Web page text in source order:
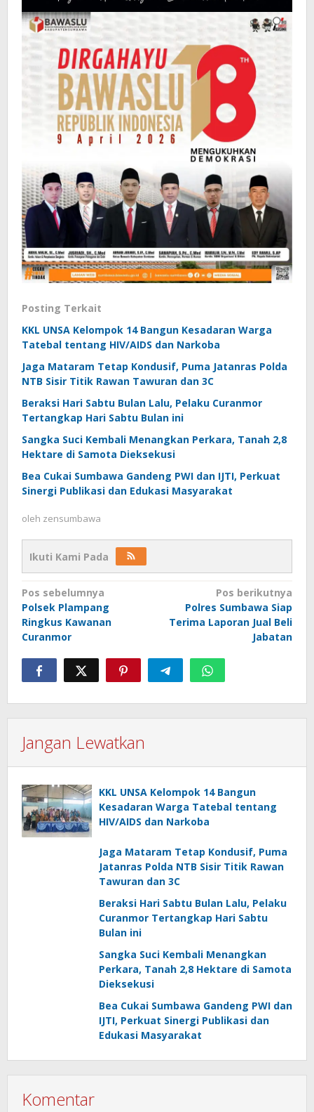
Posting Terkait
KKL UNSA Kelompok 14 Bangun Kesadaran Warga
Tatebal tentang HIV/AIDS dan Narkoba
Jaga Mataram Tetap Kondusif, Puma Jatanras Polda
NTB Sisir Titik Rawan Tawuran dan 3C
Beraksi Hari Sabtu Bulan Lalu, Pelaku Curanmor
Tertangkap Hari Sabtu Bulan ini
Sangka Suci Kembali Menangkan Perkara, Tanah 2,8
Hektare di Samota Dieksekusi
Bea Cukai Sumbawa Gandeng PWI dan IJTI, Perkuat
Sinergi Publikasi dan Edukasi Masyarakat
oleh zensumbawa
Ikuti Kami Pada
Navigasi
pos
Pos sebelumnya
Polsek Plampang
Ringkus Kawanan
Curanmor
Pos berikutnya
Polres Sumbawa Siap
Terima Laporan Jual Beli
Jabatan
Jangan Lewatkan
KKL UNSA Kelompok 14 Bangun
Kesadaran Warga Tatebal tentang
HIV/AIDS dan Narkoba
Jaga Mataram Tetap Kondusif, Puma
Jatanras Polda NTB Sisir Titik Rawan
Tawuran dan 3C
Beraksi Hari Sabtu Bulan Lalu, Pelaku
Curanmor Tertangkap Hari Sabtu
Bulan ini
Sangka Suci Kembali Menangkan
Perkara, Tanah 2,8 Hektare di Samota
Dieksekusi
Bea Cukai Sumbawa Gandeng PWI dan
IJTI, Perkuat Sinergi Publikasi dan
Edukasi Masyarakat
Komentar